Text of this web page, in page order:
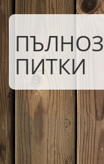
ПИТКИ